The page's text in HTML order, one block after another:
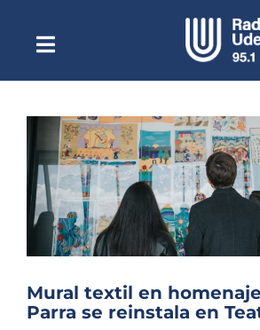
contenidoToggle
NavigationEscuchar Radio UdeC
Quiénes Somos
Programación
Podcast
Noticias
Columnas
Mural textil en
Parra se reinstala en